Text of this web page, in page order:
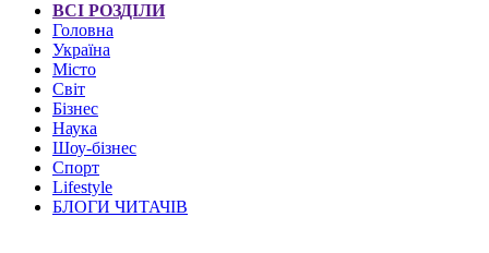
ВСІ РОЗДІЛИ
Головна
Україна
Місто
Світ
Бізнес
Наука
Шоу-бізнес
Спорт
Lifestyle
БЛОГИ ЧИТАЧІВ